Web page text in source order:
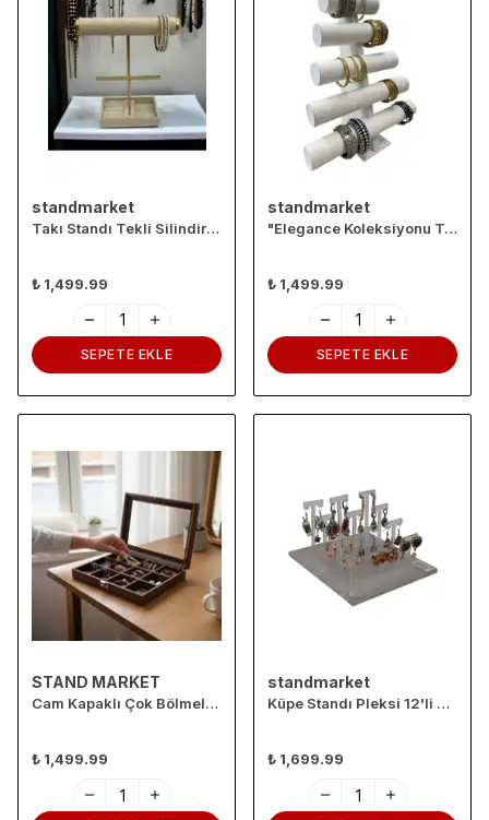
standmarket
Takı Standı Tekli Silindir Küpelikli Tabaklı Krem
₺ 1,499.99
SEPETE EKLE
standmarket
"Elegance Koleksiyonu Takı ve Kelepçe Standı"
₺ 1,499.99
SEPETE EKLE
STAND MARKET
Cam Kapaklı Çok Bölmeli Takı Organizer Kutusu- Alcantara Kahve
₺ 1,499.99
standmarket
Küpe Standı Pleksi 12'li Geçmeli
₺ 1,699.99